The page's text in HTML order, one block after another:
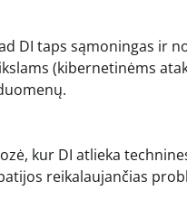
DI taps sąmoningas ir
(kibernetinėms
kur DI atlieka
reikalaujančias